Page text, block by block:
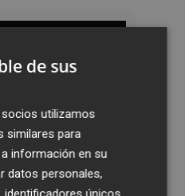
de sus
utilizamos
similares para
información en su
datos personales,